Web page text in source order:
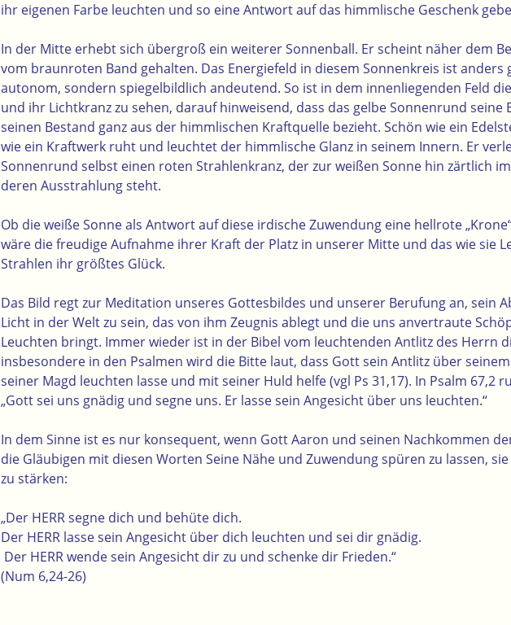
ihr eigenen Farbe leuchten und so eine Antwort auf das himmlische Geschenk
In der Mitte erhebt sich übergroß ein weiterer Sonnenball. Er scheint näher dem
vom braunroten Band gehalten. Das Energiefeld in diesem Sonnenkreis ist anders
autonom, sondern spiegelbildlich andeutend. So ist in dem innenliegenden Feld
und ihr Lichtkranz zu sehen, darauf hinweisend, dass das gelbe Sonnenrund seine
seinen Bestand ganz aus der himmlischen Kraftquelle bezieht. Schön wie ein
wie ein Kraftwerk ruht und leuchtet der himmlische Glanz in seinem Innern. Er
Sonnenrund selbst einen roten Strahlenkranz, der zur weißen Sonne hin zärtlich
deren Ausstrahlung steht.
Ob die weiße Sonne als Antwort auf diese irdische Zuwendung eine hellrote
wäre die freudige Aufnahme ihrer Kraft der Platz in unserer Mitte und das wie sie
Strahlen ihr größtes Glück.
Das Bild regt zur Meditation unseres Gottesbildes und unserer Berufung an, sein
Licht in der Welt zu sein, das von ihm Zeugnis ablegt und die uns anvertraute
Leuchten bringt. Immer wieder ist in der Bibel vom leuchtenden Antlitz des Herrn
insbesondere in den Psalmen wird die Bitte laut, dass Gott sein Antlitz über
seiner Magd leuchten lasse und mit seiner Huld helfe (vgl Ps 31,17). In Psalm 67,2
„Gott sei uns gnädig und segne uns. Er lasse sein Angesicht über uns leuchten.“
In dem Sinne ist es nur konsequent, wenn Gott Aaron und seinen Nachkommen
die Gläubigen mit diesen Worten Seine Nähe und Zuwendung spüren zu lassen,
zu stärken:
„Der HERR segne dich und behüte dich.
Der HERR lasse sein Angesicht über dich leuchten und sei dir gnädig.
Der HERR wende sein Angesicht dir zu und schenke dir Frieden.“
(Num 6,24-26)